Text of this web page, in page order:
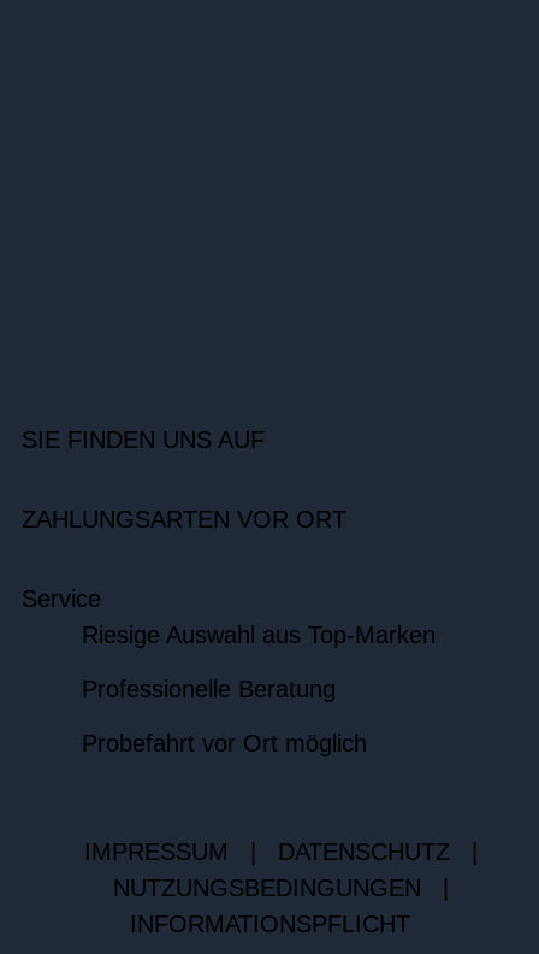
SIE FINDEN UNS AUF
ZAHLUNGSARTEN VOR ORT
Service
Riesige Auswahl aus Top-Marken
Professionelle Beratung
Probefahrt vor Ort möglich
IMPRESSUM DATENSCHUTZ
NUTZUNGSBEDINGUNGEN
INFORMATIONSPFLICHT